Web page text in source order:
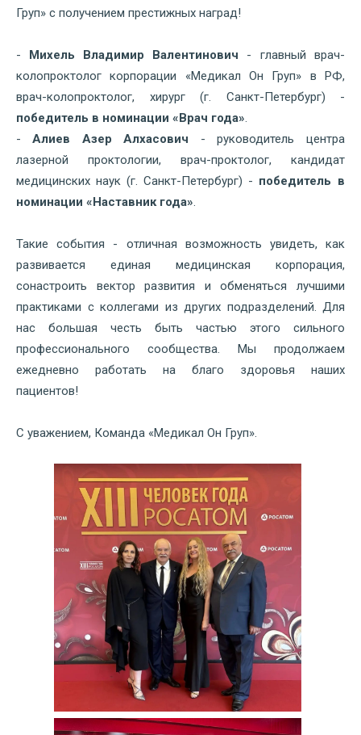
Груп» с получением престижных наград!
- Михель Владимир Валентинович - главный врач-
колопроктолог корпорации «Медикал Он Груп» в РФ,
врач-колопроктолог, хирург (г. Санкт-Петербург) -
победитель в номинации «Врач года».
- Алиев Азер Алхасович - руководитель центра
лазерной проктологии, врач-проктолог, кандидат
медицинских наук (г. Санкт-Петербург) - победитель в
номинации «Наставник года».
Такие события - отличная возможность увидеть, как
развивается единая медицинская корпорация,
сонастроить вектор развития и обменяться лучшими
практиками с коллегами из других подразделений. Для
нас большая честь быть частью этого сильного
профессионального сообщества. Мы продолжаем
ежедневно работать на благо здоровья наших
пациентов!
С уважением, Команда «Медикал Он Груп».